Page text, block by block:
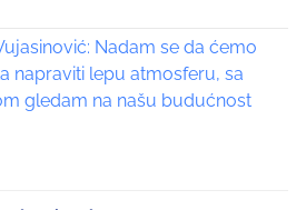
Nadam se da ćemo
napraviti lepu atmosferu, sa
gledam na našu budućnost